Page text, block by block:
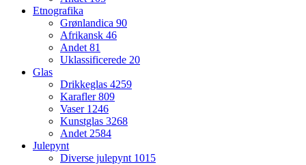
Etnografika
Grønlandica 90
Afrikansk 46
Andet81
Uklassificerede 20
Glas
Drikkeglas 4259
Karafler809
Vaser 1246
Kunstglas 3268
Andet2584
Julepynt
Diverse julepynt 1015